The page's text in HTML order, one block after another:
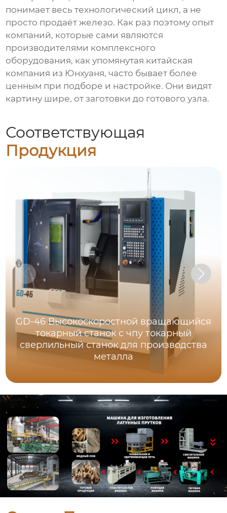
понимает весь технологический цикл, а не
просто продаёт железо. Как раз поэтому опыт
компаний, которые сами являются
производителями комплексного
оборудования, как упомянутая китайская
компания из Юнхуаня, часто бывает более
ценным при подборе и настройке. Они видят
картину шире, от заготовки до готового узла.
Соответствующая
Продукция
GD-46 Высокоскоростной вращающийся
токарный станок с чпу токарный
сверлильный станок для производства
металла